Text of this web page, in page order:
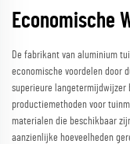
Economische
De fabrikant van aluminium
economische voordelen door
superieure
productiemethoden voor
materialen die beschikbaar
aanzienlijke hoeveelheden